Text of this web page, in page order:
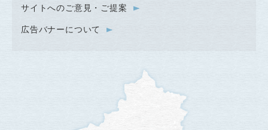
サイトへのご意見・ご提案
広告バナーについて